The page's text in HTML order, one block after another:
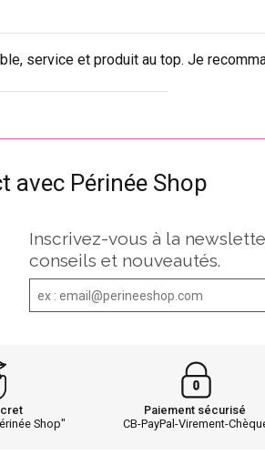
service et produit au top. Je
avec Périnée Shop
Inscrivez-vous à la
conseils et nouveautés.
Shop"
Paiement sécurisé
CB-PayPal-Virement-